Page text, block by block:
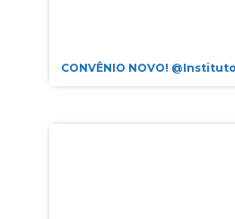
CONVÊNIO NOVO!